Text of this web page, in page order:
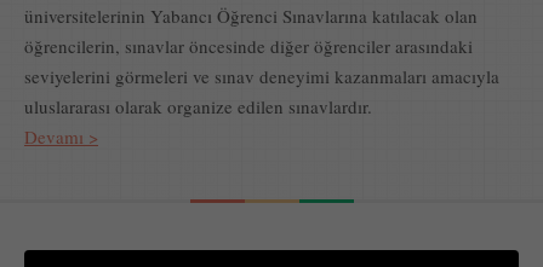
üniversitelerinin Yabancı Öğrenci Sınavlarına katılacak olan
öğrencilerin, sınavlar öncesinde diğer öğrenciler arasındaki
seviyelerini görmeleri ve sınav deneyimi kazanmaları amacıyla
uluslararası olarak organize edilen sınavlardır.
Devamı >